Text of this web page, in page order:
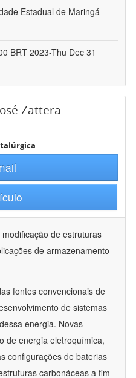
Estadual de Maringá -
BRT 2023-Thu Dec 31
Zattera
de estruturas
de armazenamento
fontes convencionais de
de sistemas
energia. Novas
de energia eletroquímica,
configurações de baterias
carbonáceas a fim